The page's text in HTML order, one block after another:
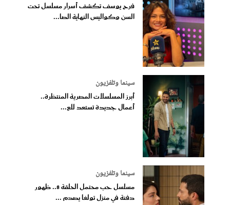
فرح يوسف تكشف أسرار مسلسل تحت
السن وكواليس النهاية الصا...
سينما وتلفزيون
أبرز المسلسلات المصرية المنتظرة..
أعمال جديدة تستعد للع...
سينما وتلفزيون
مسلسل حب محتمل الحلقة 8.. ظهور
دفنة في منزل تولغا يصدم ...